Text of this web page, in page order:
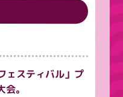
ェスティバル」プ
。